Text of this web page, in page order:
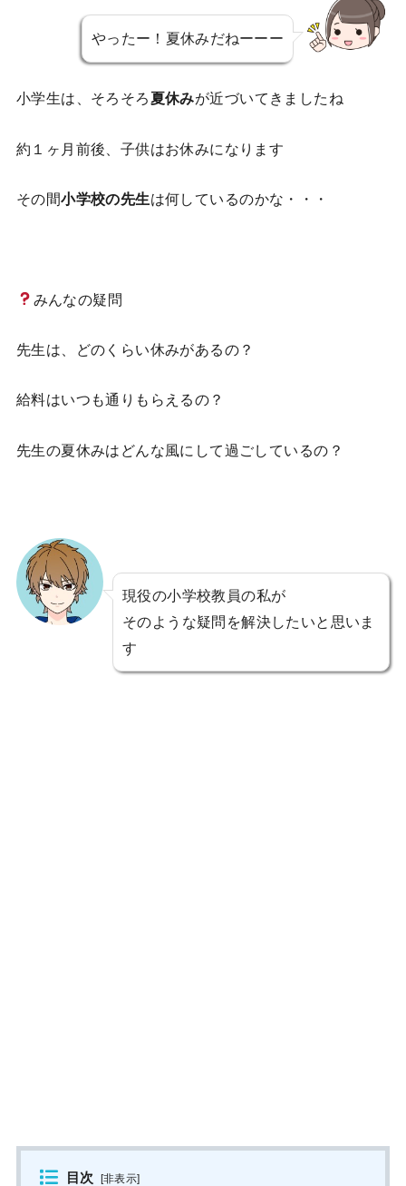
やったー！夏休みだねーーー
小学生は、そろそろ夏休みが近づいてきましたね
約１ヶ月前後、子供はお休みになります
その間小学校の先生は何しているのかな・・・
みんなの疑問
先生は、どのくらい休みがあるの？
給料はいつも通りもらえるの？
先生の夏休みはどんな風にして過ごしているの？
現役の小学校教員の私が
そのような疑問を解決したいと思いま
す
目次 [非表示]